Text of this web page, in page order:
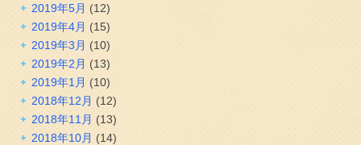
2019年5月 (12)
2019年4月 (15)
2019年3月 (10)
2019年2月 (13)
2019年1月 (10)
2018年12月 (12)
2018年11月 (13)
2018年10月 (14)